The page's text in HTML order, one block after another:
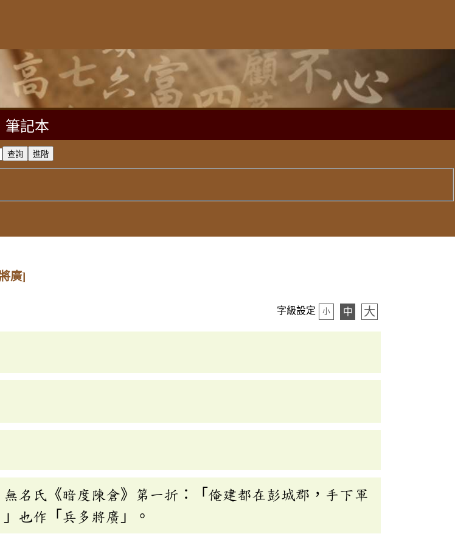
筆記本
廣]
字級設定 小 中 大
名氏《暗度陳倉》第一折：「俺建都在彭城郡，手下軍
也作「兵多將廣」。